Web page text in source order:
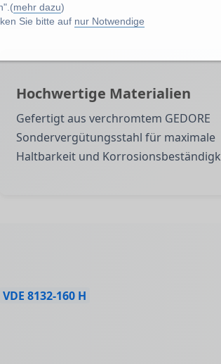
mehr dazu)
Sie bitte auf nur Notwendige
Hochwertige Materialien
Gefertigt aus verchromtem GEDORE
Sondervergütungsstahl für maximale
Haltbarkeit und
VDE 8132-160 H